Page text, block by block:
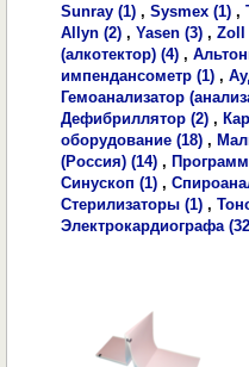
Sunray (1) , Sysmex (1) ,
Allyn (2) , Yasen (3) , Zoll
(алкотектор) (4) ,
импендансометр (1) ,
Гемоанализатор
Дефибриллятор (2) ,
оборудование (18) ,
(Россия) (14) ,
Синускоп (1) ,
Стерилизаторы (1) ,
Электрокардиографа